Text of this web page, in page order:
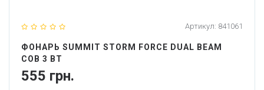
Артикул: 841061
ФОНАРЬ SUMMIT STORM FORCE DUAL BEAM
COB 3 ВТ
555 грн.